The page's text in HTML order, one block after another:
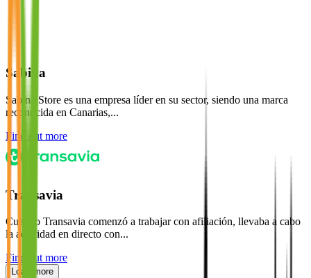
Sabina
Sabina Store es una empresa líder en su sector, siendo una marca
reconocida en Canarias,...
Find out more
Transavia
Cuando Transavia comenzó a trabajar con afiliación, llevaba a cabo
la actividad en directo con...
Find out more
Load more